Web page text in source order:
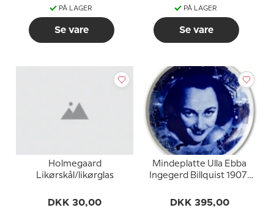
PÅ LAGER
Se vare
PÅ LAGER
Se vare
Holmegaard
Likørskål/likørglas
DKK 30,00
Mindeplatte Ulla Ebba
Ingegerd Billquist 1907-
DKK 395,00